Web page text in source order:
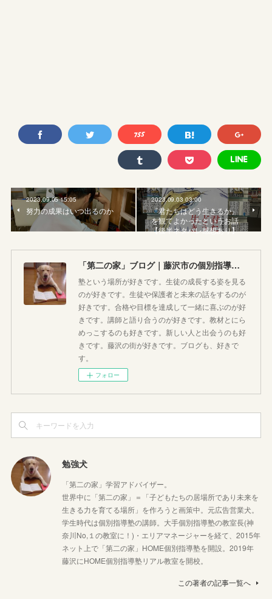
2023.09.05 15:05
努力の成果はいつ出るのか
2023.09.03 03:00
『君たちはどう生きるか』
を観てよかったというお話
【後半ネタバレ感想あり】
「第二の家」ブログ｜藤沢市の個別指導塾のお話
塾という場所が好きです。生徒の成長する姿を見る
のが好きです。生徒や保護者と未来の話をするのが
好きです。合格や目標を達成して一緒に喜ぶのが好
きです。講師と語り合うのが好きです。教材とにら
めっこするのも好きです。新しい人と出会うのも好
きです。藤沢の街が好きです。ブログも、好きで
す。
フォロー
勉強犬
「第二の家」学習アドバイザー。
世界中に「第二の家」＝「子どもたちの居場所であり未来を
生きる力を育てる場所」を作ろうと画策中。元広告営業犬。
学生時代は個別指導塾の講師。大手個別指導塾の教室長(神
奈川No,１の教室に！)・エリアマネージャーを経て、2015年
ネット上で「第二の家」HOME個別指導塾を開設。2019年
藤沢にHOME個別指導塾リアル教室を開校。
この著者の記事一覧へ